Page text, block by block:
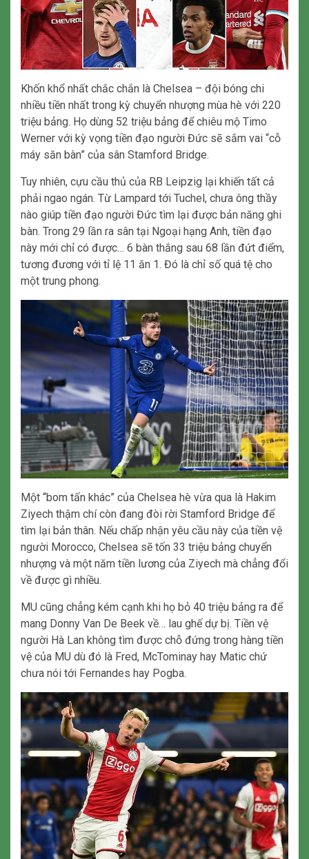
Khốn khổ nhất chắc chắn là Chelsea – đội bóng chi
nhiều tiền nhất trong kỳ chuyển nhượng mùa hè với 220
triệu bảng. Họ dùng 52 triệu bảng để chiêu mộ Timo
Werner với kỳ vọng tiền đạo người Đức sẽ sắm vai “cỗ
máy săn bàn” của sân Stamford Bridge.
Tuy nhiên, cựu cầu thủ của RB Leipzig lại khiến tất cả
phải ngao ngán. Từ Lampard tới Tuchel, chưa ông thầy
nào giúp tiền đạo người Đức tìm lại được bản năng ghi
bàn. Trong 29 lần ra sân tại Ngoại hạng Anh, tiền đạo
này mới chỉ có được… 6 bàn thắng sau 68 lần đứt điểm,
tương đương với tỉ lệ 11 ăn 1. Đó là chỉ số quá tệ cho
một trung phong.
Một “bom tấn khác” của Chelsea hè vừa qua là Hakim
Ziyech thậm chí còn đang đòi rời Stamford Bridge để
tìm lại bản thân. Nếu chấp nhận yêu cầu này của tiền vệ
người Morocco, Chelsea sẽ tốn 33 triệu bảng chuyển
nhượng và một năm tiền lương của Ziyech mà chẳng đổi
về được gì nhiều.
MU cũng chẳng kém cạnh khi họ bỏ 40 triệu bảng ra để
mang Donny Van De Beek về… lau ghế dự bị. Tiền vệ
người Hà Lan không tìm được chỗ đứng trong hàng tiền
vệ của MU dù đó là Fred, McTominay hay Matic chứ
chưa nói tới Fernandes hay Pogba.